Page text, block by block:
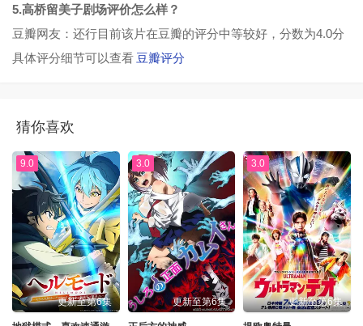
5.高桥留美子剧场评价怎么样？
豆瓣网友：还行目前该片在豆瓣的评分中等较好，分数为4.0分
具体评分细节可以查看 豆瓣评分
猜你喜欢
9.0
更新至第6集
3.0
更新至第6集
3.0
更新至第6集